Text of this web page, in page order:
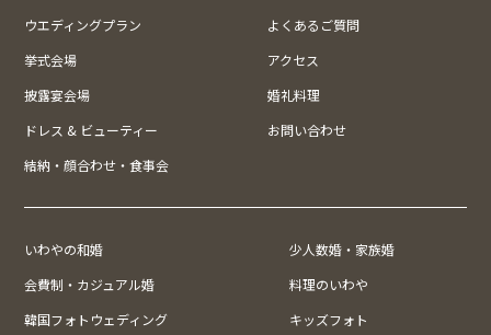
ウエディングプラン
よくあるご質問
挙式会場
アクセス
披露宴会場
婚礼料理
ドレス & ビューティー
お問い合わせ
結納・顔合わせ・食事会
いわやの和婚
少人数婚・家族婚
会費制・カジュアル婚
料理のいわや
韓国フォトウェディング
キッズフォト